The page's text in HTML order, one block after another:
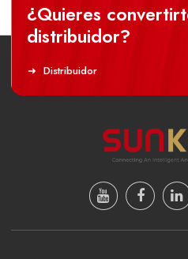
¿Quieres
distribuidor?
Distribuidor